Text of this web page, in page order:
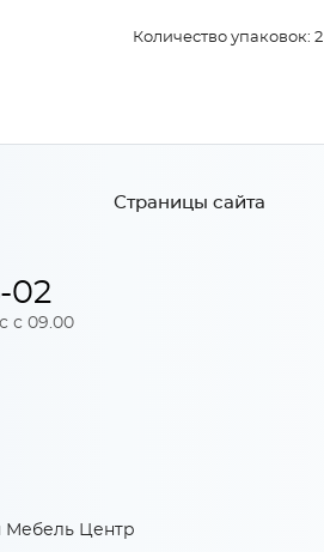
Количество упаковок: 2
02
с 09.00
Страницы сайта
Мебель Центр